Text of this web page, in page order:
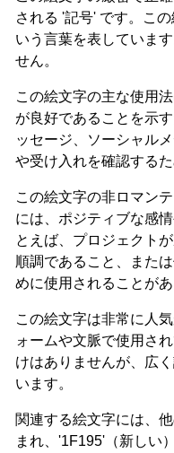
される '記号' です。こ
いう言葉を表していま
せん。
この絵文字の主な使用
が良好であることを示
ッセージ、ソーシャル
や受け入れを確認する
この絵文字の非ロマン
には、ポジティブな感
とえば、プロジェクト
順調であること、また
めに使用されることがあ
この絵文字は非常に人
ォームや文脈で使用さ
けはありませんが、広
います。
関連する絵文字には、
まれ、'1F195'（新しい